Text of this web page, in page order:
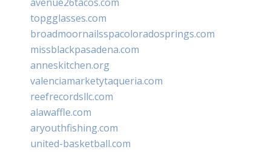
topgglasses.com
broadmoornailsspacoloradosprings.com
missblackpasadena.com
anneskitchen.org
valenciamarketytaqueria.com
reefrecordsllc.com
alawaffle.com
aryouthfishing.com
united-basketball.com